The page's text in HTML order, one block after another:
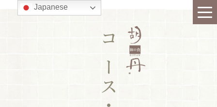
Japanese